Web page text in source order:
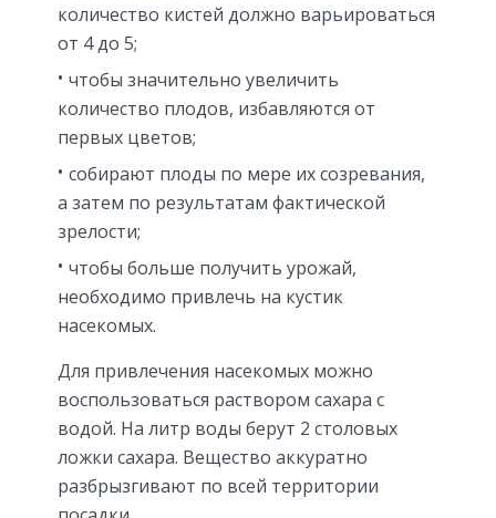
количество кистей должно варьироваться
от 4 до 5;
чтобы значительно увеличить
количество плодов, избавляются от
первых цветов;
собирают плоды по мере их созревания,
а затем по результатам фактической
зрелости;
чтобы больше получить урожай,
необходимо привлечь на кустик
насекомых.
Для привлечения насекомых можно
воспользоваться раствором сахара с
водой. На литр воды берут 2 столовых
ложки сахара. Вещество аккуратно
разбрызгивают по всей территории